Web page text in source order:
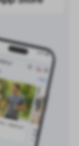
mediów